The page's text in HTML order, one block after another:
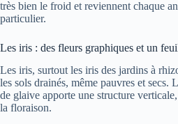
très bien le froid et reviennent chaque
particulier.
Les iris : des fleurs graphiques et un
Les iris, surtout les iris des jardins à
les sols drainés, même pauvres et secs.
de glaive apporte une structure
la floraison.